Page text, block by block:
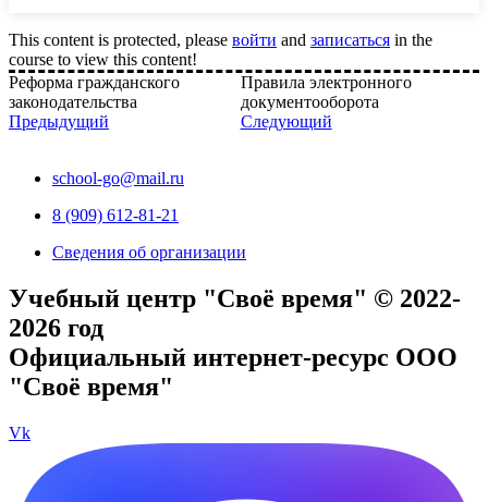
This content is protected, please войти and записаться in the
course to view this content!
Реформа гражданского
законодательства
Предыдущий
Правила электронного
документооборота
Следующий
school-go@mail.ru
8 (909) 612-81-21
Сведения об организации
Учебный центр "Своё время" © 2022-
2026 год
Официальный интернет-ресурс ООО
"Своё время"
Vk